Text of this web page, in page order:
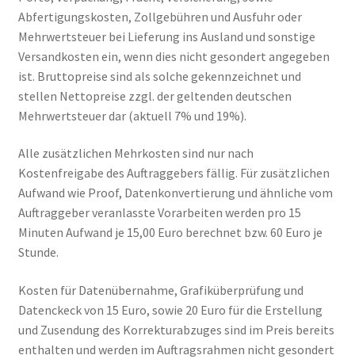
Abfertigungskosten, Zollgebühren und Ausfuhr oder
Mehrwertsteuer bei Lieferung ins Ausland und sonstige
Versandkosten ein, wenn dies nicht gesondert angegeben
ist. Bruttopreise sind als solche gekennzeichnet und
stellen Nettopreise zzgl. der geltenden deutschen
Mehrwertsteuer dar (aktuell 7% und 19%).
Alle zusätzlichen Mehrkosten sind nur nach
Kostenfreigabe des Auftraggebers fällig. Für zusätzlichen
Aufwand wie Proof, Datenkonvertierung und ähnliche vom
Auftraggeber veranlasste Vorarbeiten werden pro 15
Minuten Aufwand je 15,00 Euro berechnet bzw. 60 Euro je
Stunde.
Kosten für Datenübernahme, Grafiküberprüfung und
Datenckeck von 15 Euro, sowie 20 Euro für die Erstellung
und Zusendung des Korrekturabzuges sind im Preis bereits
enthalten und werden im Auftragsrahmen nicht gesondert